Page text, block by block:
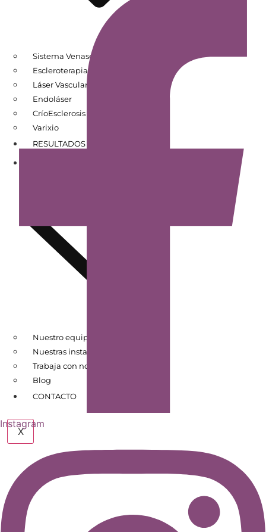
Sistema Venaseal
Escleroterapia
Láser Vascular
Endoláser
CríoEsclerosis
Varixio
RESULTADOS DE PACIENTES
Nuestro equipo
Nuestras instalaciones
Trabaja con nosotros
Blog
CONTACTO
X
Instagram